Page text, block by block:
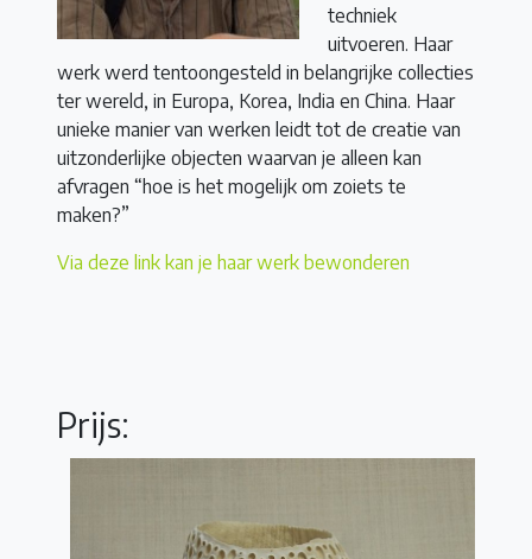
techniek
uitvoeren. Haar
werk werd tentoongesteld in belangrijke collecties
ter wereld, in Europa, Korea, India en China. Haar
unieke manier van werken leidt tot de creatie van
uitzonderlijke objecten waarvan je alleen kan
afvragen “hoe is het mogelijk om zoiets te
maken?”
Via deze link kan je haar werk bewonderen
Prijs: